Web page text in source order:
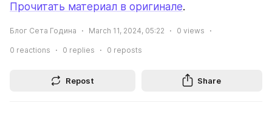
Прочитать материал в оригинале.
Блог Сета Година March 11, 2024, 05:22 0 views
0 reactions 0 replies 0 reposts
Repost Share